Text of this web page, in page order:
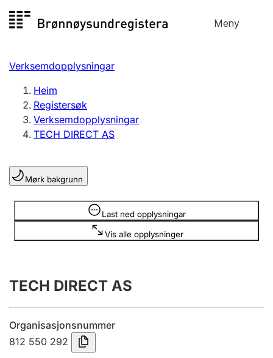
til
Meny
Registersøk
Aksjeselskap
Enkeltpersonføretak
Registrere, endre, slette
Lag og foreining
Registrere, endre, slette
Årsrekneskap
Innsending og forseinkingsgebyr
Tinglysing
Verksemdopplysningar
Heim
Registersøk
Verksemdopplysningar
TECH DIRECT AS
Mørk bakgrunn
Last ned opplysningar
Vis alle opplysninger
Opplysninger er skjult
TECH DIRECT AS
Organisasjonsnummer
812 550 292